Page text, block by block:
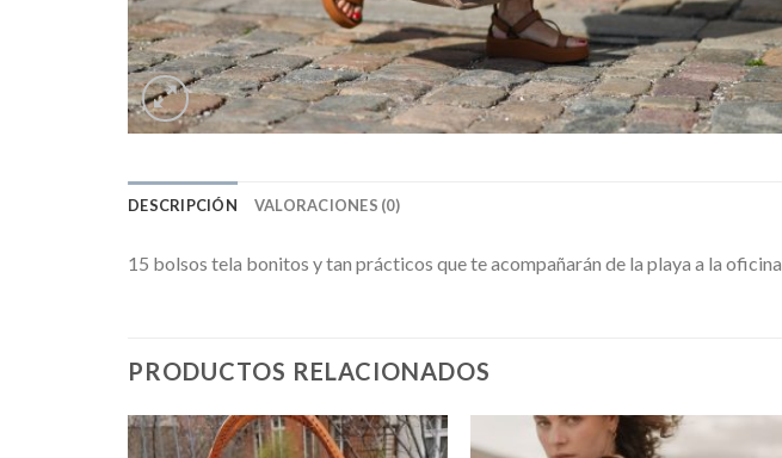
DESCRIPCIÓN VALORACIONES (0)
15 bolsos tela bonitos y tan prácticos que te acompañarán de la playa a la oficina
PRODUCTOS RELACIONADOS